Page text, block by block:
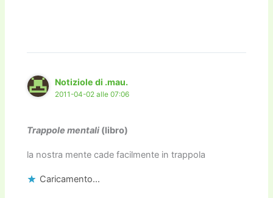
Notiziole di .mau.
2011-04-02 alle 07:06
Trappole mentali (libro)
la nostra mente cade facilmente in trappola
Caricamento...